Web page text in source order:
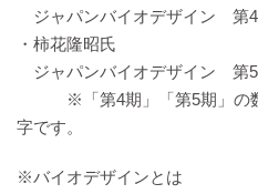
ジャパンバイオデザイン 第4
・柿花隆昭氏
ジャパンバイオデザイン 第5
※「第4期」「第5期」の数
字です。
※バイオデザインとは